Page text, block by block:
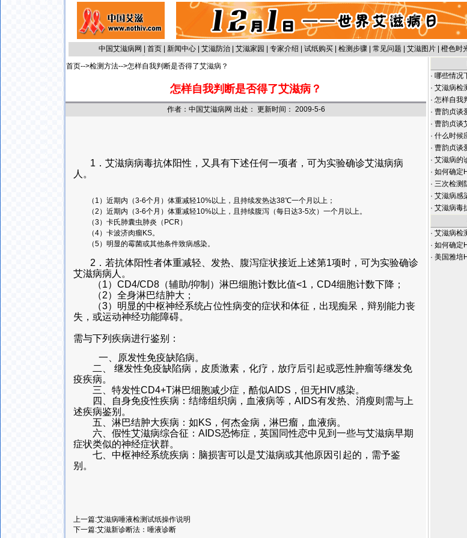
中国艾滋病网 首页 新闻中心 艾滋防治 艾滋家园 专家介绍 试纸购买 检测步骤 常见问题 艾滋图片 橙色时
首页-->检测方法-->怎样自我判断是否得了艾滋病？
怎样自我判断是否得了艾滋病？
作者：中国艾滋病网 出处： 更新时间： 2009-5-6
1．艾滋病病毒抗体阳性，又具有下述任何一项者，可为实验确诊艾滋病病
人。
（1）近期内（3-6个月）体重减轻10%以上，且持续发热达38℃一个月以上；
（2）近期内（3-6个月）体重减轻10%以上，且持续腹泻（每日达3-5次）一个月以上。
（3）卡氏肺囊虫肺炎（PCR）
（4）卡波济肉瘤KS。
（5）明显的霉菌或其他条件致病感染。
2．若抗体阳性者体重减轻、发热、腹泻症状接近上述第1项时，可为实验确诊
艾滋病病人。
（1）CD4/CD8（辅助/抑制）淋巴细胞计数比值<1，CD4细胞计数下降；
（2）全身淋巴结肿大；
（3）明显的中枢神经系统占位性病变的症状和体征，出现痴呆，辩别能力丧
失，或运动神经功能障碍。
需与下列疾病进行鉴别：
一、原发性免疫缺陷病。
二、 继发性免疫缺陷病，皮质激素，化疗，放疗后引起或恶性肿瘤等继发免
疫疾病。
三、特发性CD4+T淋巴细胞减少症，酷似AIDS，但无HIV感染。
四、自身免疫性疾病：结缔组织病，血液病等，AIDS有发热、消瘦则需与上
述疾病鉴别。
五、淋巴结肿大疾病：如KS，何杰金病，淋巴瘤，血液病。
六、假性艾滋病综合征：AIDS恐怖症，英国同性恋中见到一些与艾滋病早期
症状类似的神经症状群。
七、中枢神经系统疾病：脑损害可以是艾滋病或其他原因引起的，需予鉴
别。
上一篇:艾滋病唾液检测试纸操作说明
下一篇:艾滋新诊断法：唾液诊断
· 哪些情况
· 艾滋病检
· 怎样自我
· 曹韵贞谈
· 曹韵贞谈
· 什么时候
· 曹韵贞谈
· 艾滋病的
· 如何确定
· 三次检测
· 艾滋病感
· 艾滋病毒
· 艾滋病检
· 如何确定
· 美国雅培